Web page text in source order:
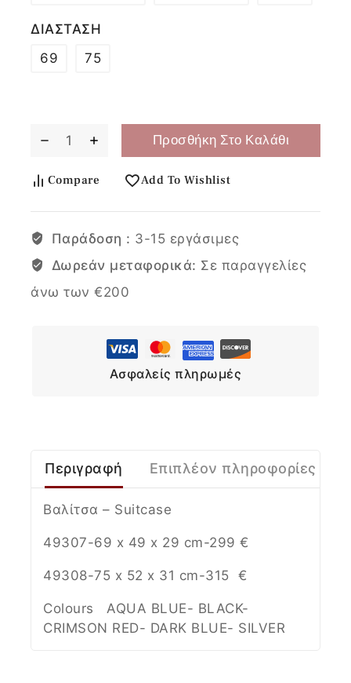
ΔΙΑΣΤΑΣΗ
69
75
Προσθήκη Στο Καλάθι
Compare Add To Wishlist
Παράδοση : 3-15 εργάσιμες
Δωρεάν μεταφορικά: Σε παραγγελίες
άνω των €200
Ασφαλείς πληρωμές
Περιγραφή Επιπλέον πληροφορίες
Βαλίτσα – Suitcase
49307-69 x 49 x 29 cm-299 €
49308-75 x 52 x 31 cm-315 €
Colours AQUA BLUE- BLACK-
CRIMSON RED- DARK BLUE- SILVER